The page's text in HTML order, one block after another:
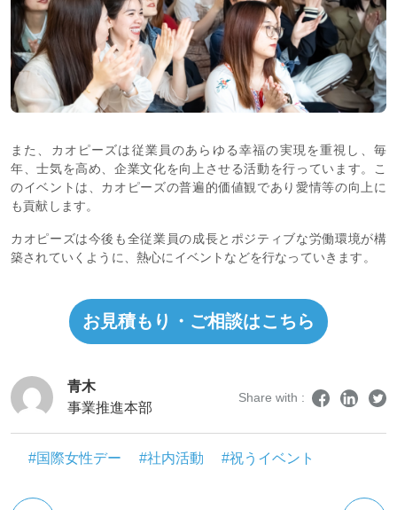
また、カオピーズは従業員のあらゆる幸福の実現を重視し、毎
年、士気を高め、企業文化を向上させる活動を行っています。こ
のイベントは、カオピーズの普遍的価値観であり愛情等の向上に
も貢献します。
カオピーズは今後も全従業員の成長とポジティブな労働環境が構
築されていくように、熱心にイベントなどを行なっていきます。
お見積もり・ご相談はこちら
青木
事業推進本部
Share with :
#国際女性デー #社内活動 #祝うイベント